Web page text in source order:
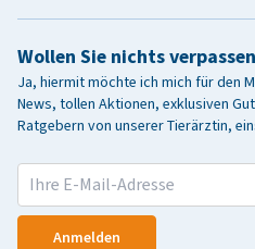
Wollen Sie nichts
Ja, hiermit möchte ich mich für den
News, tollen Aktionen, exklusiven
Ratgebern von unserer Tierärztin,
Anmelden